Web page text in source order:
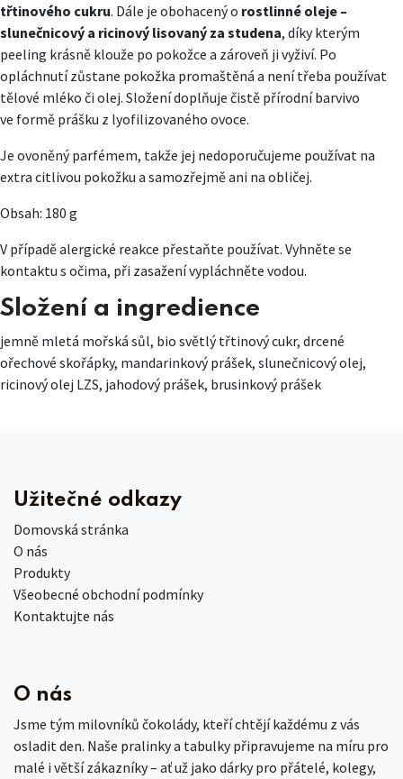
třtinového cukru. Dále je obohacený o rostlinné oleje –
slunečnicový a ricinový lisovaný za studena, díky kterým
peeling krásně klouže po pokožce a zároveň ji vyživí. Po
opláchnutí zůstane pokožka promaštěná a není třeba používat
tělové mléko či olej. Složení doplňuje čistě přírodní barvivo
ve formě prášku z lyofilizovaného ovoce.
Je ovoněný parfémem, takže jej nedoporučujeme používat na
extra citlivou pokožku a samozřejmě ani na obličej.
Obsah: 180 g
V případě alergické reakce přestaňte používat. Vyhněte se
kontaktu s očima, při zasažení vypláchněte vodou.
Složení a ingredience
jemně mletá mořská sůl, bio světlý třtinový cukr, drcené
ořechové skořápky, mandarinkový prášek, slunečnicový olej,
ricinový olej LZS, jahodový prášek, brusinkový prášek
Užitečné odkazy
Domovská stránka
O nás
Produkty
Všeobecné obchodní podmínky
Kontaktujte nás
O nás
Jsme tým milovníků čokolády, kteří chtějí každému z vás
osladit den. Naše pralinky a tabulky připravujeme na míru pro
malé i větší zákazníky – ať už jako dárky pro přátelé, kolegy,